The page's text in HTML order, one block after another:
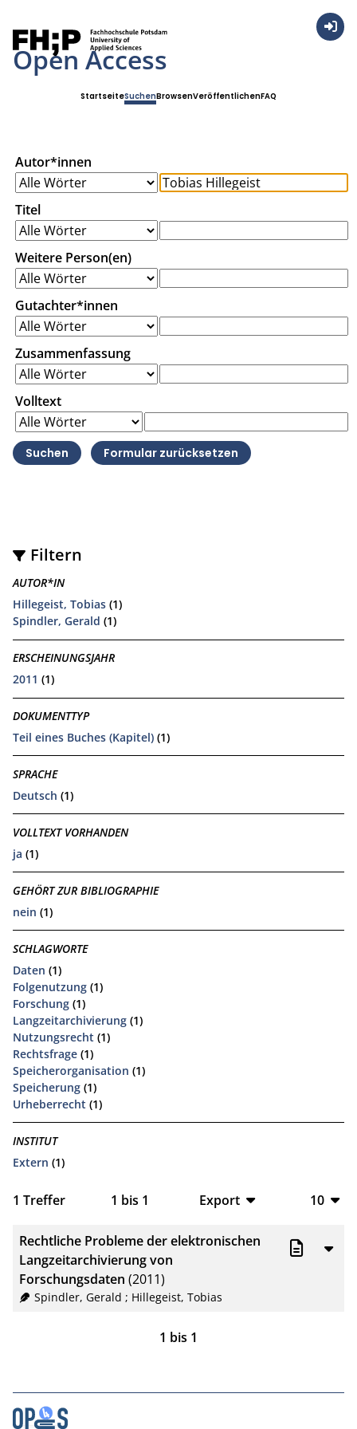
Open Access
StartseiteSuchenBrowsenVeröffentlichenFAQ
Autor*innen
Titel
Weitere Person(en)
Gutachter*innen
Zusammenfassung
Volltext
Filtern
AUTOR*IN
Hillegeist, Tobias (1)
Spindler, Gerald (1)
ERSCHEINUNGSJAHR
2011 (1)
DOKUMENTTYP
Teil eines Buches (Kapitel) (1)
SPRACHE
Deutsch (1)
VOLLTEXT VORHANDEN
ja (1)
GEHÖRT ZUR BIBLIOGRAPHIE
nein (1)
SCHLAGWORTE
Daten (1)
Folgenutzung (1)
Forschung (1)
Langzeitarchivierung (1)
Nutzungsrecht (1)
Rechtsfrage (1)
Speicherorganisation (1)
Speicherung (1)
Urheberrecht (1)
INSTITUT
Extern (1)
1 Treffer 1 bis 1
Export
RIS
10
20
Rechtliche Probleme der elektronischen
Langzeitarchivierung von
Forschungsdaten (2011)
Spindler, Gerald ; Hillegeist, Tobias
1 bis 1